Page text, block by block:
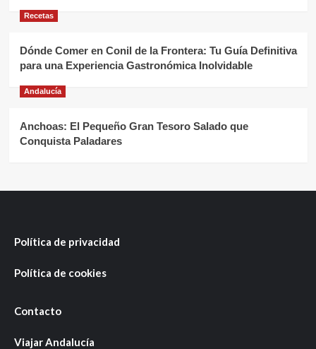
Recetas
Dónde Comer en Conil de la Frontera: Tu Guía Definitiva
para una Experiencia Gastronómica Inolvidable
Andalucía
Anchoas: El Pequeño Gran Tesoro Salado que
Conquista Paladares
Política de privacidad
Política de cookies
Contacto
Viajar Andalucía